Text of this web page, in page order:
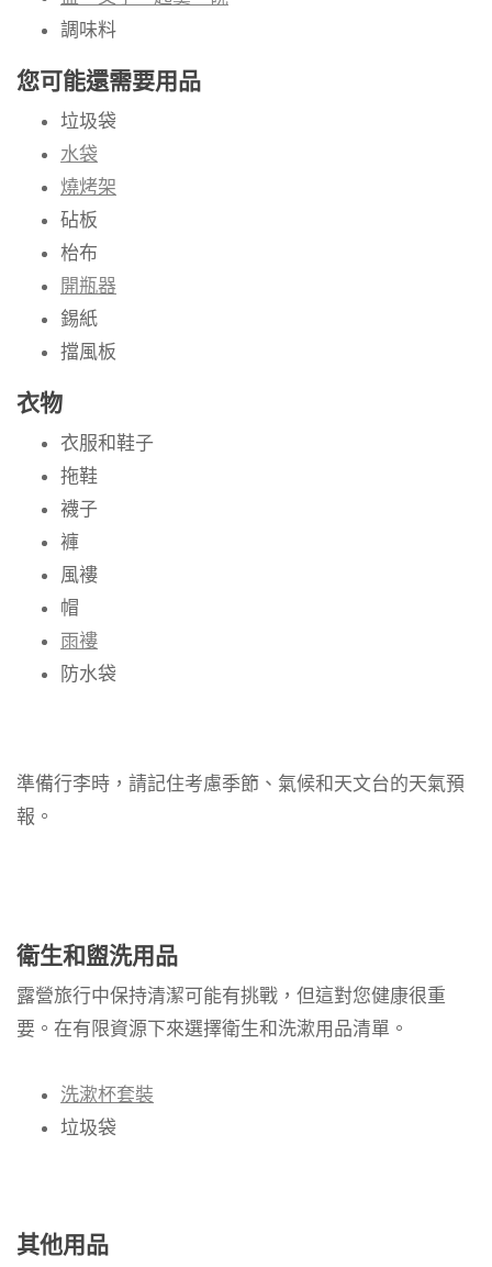
調味料
您可能還需要用品
垃圾袋
水袋
燒烤架
砧板
枱布
開瓶器
錫紙
擋風板
衣物
衣服和鞋子
拖鞋
襪子
褲
風褸
帽
雨褸
防水袋
準備行李時，請記住考慮季節、氣候和天文台的天氣預
報。
衛生和盥洗用品
露營旅行中保持清潔可能有挑戰，但這對您健康很重
要。在有限資源下來選擇衛生和洗漱用品清單。
洗漱杯套裝
垃圾袋
其他用品